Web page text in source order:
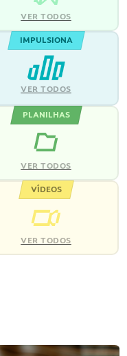
VER TODOS
IMPULSIONA
VER TODOS
PLANILHAS
VER TODOS
VÍDEOS
VER TODOS